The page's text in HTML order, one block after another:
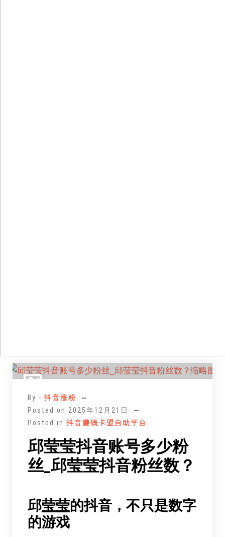
By - 抖音涨粉
Posted on 2025年12月21日
Posted in 抖音赚钱卡盟自助平台
邱莹莹抖音账号多少粉
丝_邱莹莹抖音粉丝数？
邱莹莹的抖音，不只是数字
的游戏